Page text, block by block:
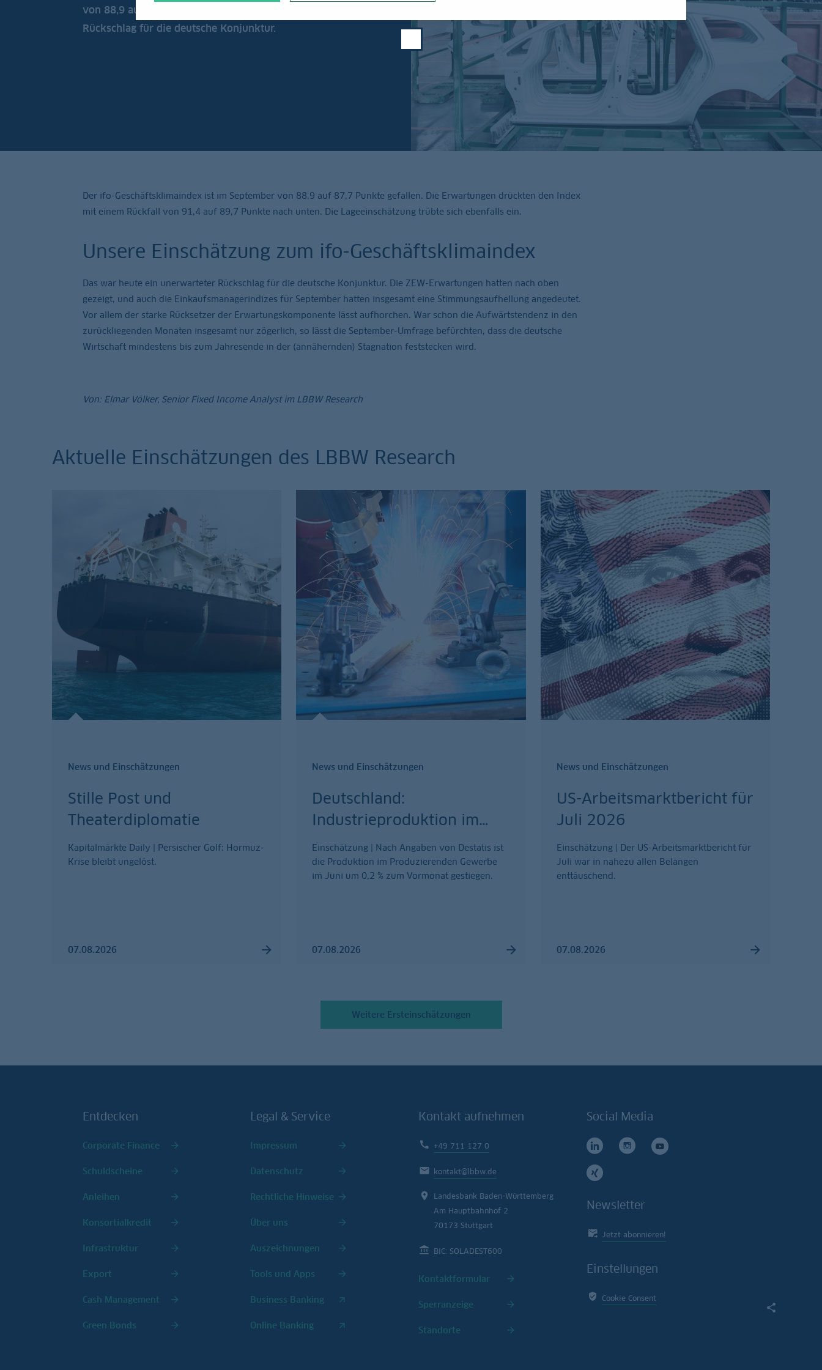
von 88,9 auf 87,7 Punkte gefallen. Ein unerwarteter
Rückschlag für die deutsche Konjunktur.
Der ifo-Geschäftsklimaindex ist im September von 88,9 auf 87,7 Punkte gefallen. Die Erwartungen drückten den Index
mit einem Rückfall von 91,4 auf 89,7 Punkte nach unten. Die Lageeinschätzung trübte sich ebenfalls ein.
Unsere Einschätzung zum ifo-Geschäftsklimaindex
Das war heute ein unerwarteter Rückschlag für die deutsche Konjunktur. Die ZEW-Erwartungen hatten nach oben
gezeigt, und auch die Einkaufsmanagerindizes für September hatten insgesamt eine Stimmungsaufhellung angedeutet.
Vor allem der starke Rücksetzer der Erwartungskomponente lässt aufhorchen. War schon die Aufwärtstendenz in den
zurückliegenden Monaten insgesamt nur zögerlich, so lässt die September-Umfrage befürchten, dass die deutsche
Wirtschaft mindestens bis zum Jahresende in der (annähernden) Stagnation feststecken wird.
Von: Elmar Völker, Senior Fixed Income Analyst im LBBW Research
Aktuelle Einschätzungen des LBBW Research
News und Einschätzungen
Stille Post und
Theaterdiplomatie
Kapitalmärkte Daily | Persischer Golf: Hormuz-
Krise bleibt ungelöst.
07.08.2026
News und Einschätzungen
Deutschland:
Industrieproduktion im…
Einschätzung | Nach Angaben von Destatis ist
die Produktion im Produzierenden Gewerbe
im Juni um 0,2 % zum Vormonat gestiegen.
07.08.2026
News und Einschätzungen
US-Arbeitsmarktbericht für
Juli 2026
Einschätzung | Der US-Arbeitsmarktbericht für
Juli war in nahezu allen Belangen
enttäuschend.
07.08.2026
Weitere Ersteinschätzungen
Entdecken
Corporate Finance
Schuldscheine
Anleihen
Konsortialkredit
Infrastruktur
Export
Cash Management
Green Bonds
Legal & Service
Impressum
Datenschutz
Rechtliche Hinweise
Über uns
Auszeichnungen
Tools und Apps
Business Banking
Online Banking
Kontakt aufnehmen
+49 711 127 0
kontakt@lbbw.de
Landesbank Baden-Württemberg
Am Hauptbahnhof 2
70173 Stuttgart
BIC: SOLADEST600
Kontaktformular
Sperranzeige
Standorte
Social Media
Newsletter
Jetzt abonnieren!
Einstellungen
Cookie Consent